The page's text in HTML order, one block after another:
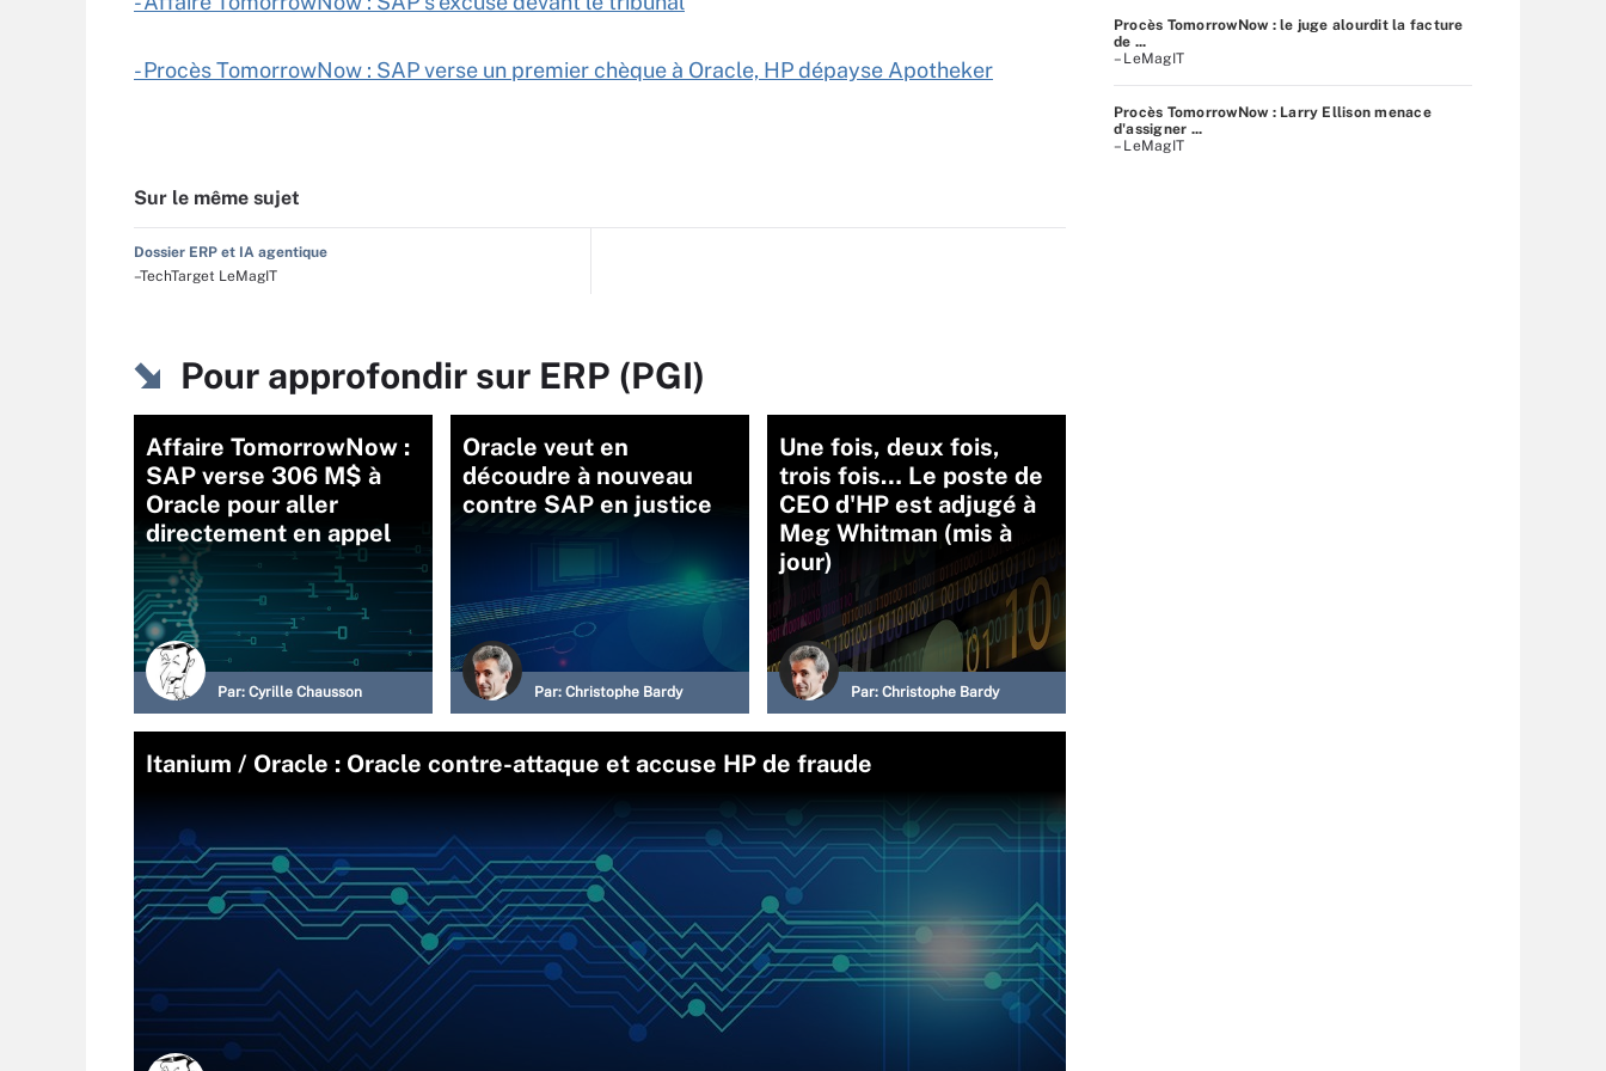
- Procès TomorrowNow : SAP verse un premier chèque à Oracle, HP dépayse Apotheker
Sur le même sujet
Dossier ERP et IA agentique
–TechTarget LeMagIT
Pour approfondir sur ERP (PGI)
Affaire TomorrowNow :
SAP verse 306 M$ à
Oracle pour aller
directement en appel
Par: Cyrille Chausson
Oracle veut en
découdre à nouveau
contre SAP en justice
Par: Christophe Bardy
Une fois, deux fois,
trois fois… Le poste de
CEO d'HP est adjugé à
Meg Whitman (mis à
jour)
Par: Christophe Bardy
Itanium / Oracle : Oracle contre-attaque et accuse HP de fraude
Procès TomorrowNow : le juge alourdit la facture
de ...
– LeMagIT
Procès TomorrowNow : Larry Ellison menace
d'assigner ...
– LeMagIT